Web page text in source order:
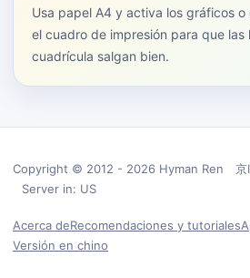
Usa papel A4 y activa los gráficos
el cuadro de impresión para que las
cuadrícula salgan bien.
Copyright © 2012 - 2026 Hyman Ren 京
Server in: US
Acerca deRecomendaciones y tutoriales
Versión en chino